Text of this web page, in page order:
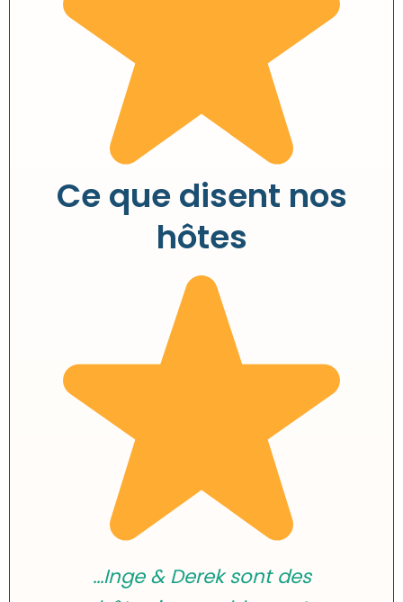
Ce que disent nos
hôtes
...Inge & Derek sont des